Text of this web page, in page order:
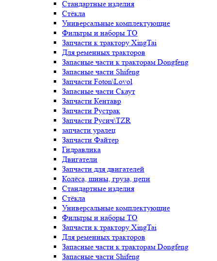
Стандартные изделия
Стёкла
Универсальные комплектующие
Фильтры и наборы ТО
Запчасти к трактору XingTai
Для ременных тракторов
Запасные части к тракторам Dongfeng
Запасные части Shifeng
Запчасти Foton\Lovol
Запасные части Скаут
Запчасти Кентавр
Запчасти Рустрак
Запчасти Русич\TZR
запчасти уралец
Запчасти Файтер
Гидравлика
Двигатели
Запчасти для двигателей
Колёса, шины, груза, цепи
Стандартные изделия
Стёкла
Универсальные комплектующие
Фильтры и наборы ТО
Запчасти к трактору XingTai
Для ременных тракторов
Запасные части к тракторам Dongfeng
Запасные части Shifeng